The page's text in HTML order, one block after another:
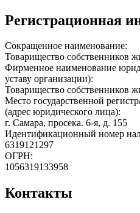
Регистрационная
Сокращенное наименование:
Товарищество собственников
Фирменное наименование
уставу организации):
Товарищество собственников
Место государственной
(адрес юридического лица):
г. Самара, просека. 6-я, д. 155
Идентификационный номер
6319121297
ОГРН:
1056319133958
Контакты